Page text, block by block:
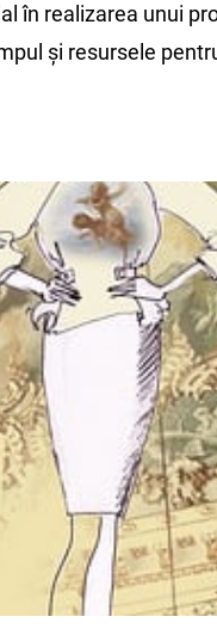
în realizarea unui
și resursele